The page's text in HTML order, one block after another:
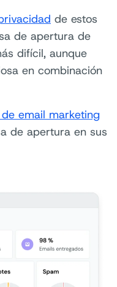
de estos
de apertura de
difícil, aunque
en combinación
email marketing
de apertura en sus